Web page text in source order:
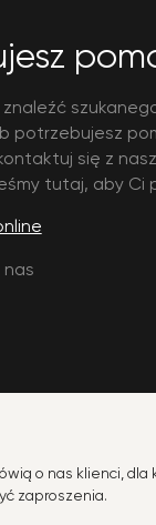
znaleźć
potrzebujesz
się z
tutaj, aby Ci
nas
o nas klienci,
zaproszenia.